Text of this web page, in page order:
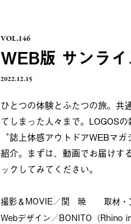
VOL.146
WEB版 サンラ
2022.12.15
ひとつの体験とふたつの旅。共
てしまった人々まで。LOGOS
〝誌上体感アウトドアWEBマ
紹介。まずは、動画でお届けす
ックしてみてください。
撮影＆MOVIE／関 暁 取材・
Webデザイン／BONITO（Rhino